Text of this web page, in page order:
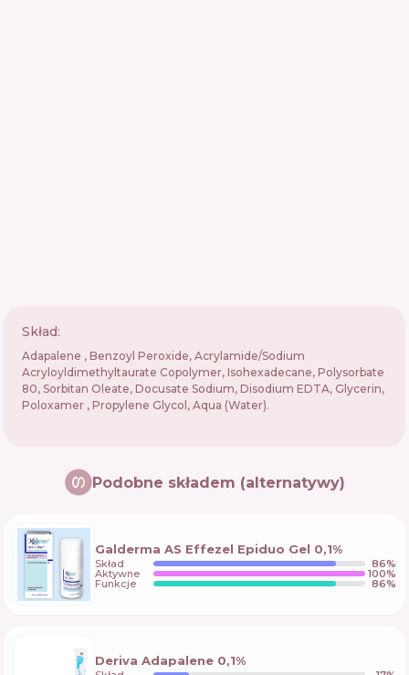
Skład:
Adapalene , Benzoyl Peroxide, Acrylamide/Sodium
Acryloyldimethyltaurate Copolymer, Isohexadecane, Polysorbate
80, Sorbitan Oleate, Docusate Sodium, Disodium EDTA, Glycerin,
Poloxamer , Propylene Glycol, Aqua (Water).
Podobne składem (alternatywy)
Galderma AS Effezel Epiduo Gel 0,1%
Skład 86%
Aktywne 100%
Funkcje 86%
Deriva Adapalene 0,1%